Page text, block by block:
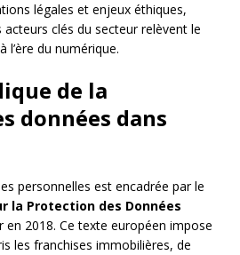
légales et enjeux éthiques,
clés du secteur relèvent le
l’ère du numérique.
de la
données dans
personnelles est encadrée par le
la Protection des Données
en 2018. Ce texte européen impose
les franchises immobilières, de